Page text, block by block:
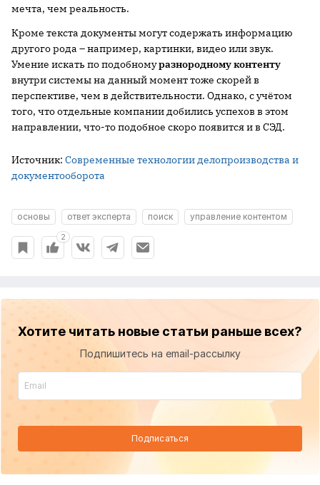
мечта, чем реальность.
Кроме текста документы могут содержать информацию
другого рода – например, картинки, видео или звук.
Умение искать по подобномуразнородному контенту
внутри системы на данный момент тоже скорей в
перспективе, чем в действительности. Однако, с учётом
того, что отдельные компании добились успехов в этом
направлении, что-то подобное скоро появится и в СЭД.
Источник: Современные технологии делопроизводства и
документооборота
основы ответ эксперта поиск управление контентом
2
Хотите читать новые статьи раньше всех?
Подпишитесь на email-рассылку
Подписаться